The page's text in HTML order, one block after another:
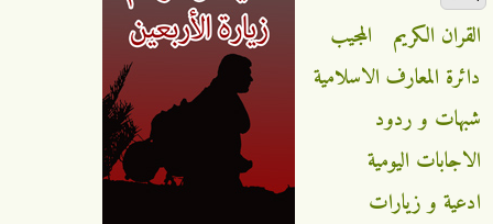
القران الكريم
المجيب
دائرة المعارف الاسلامية
شبهات و ردود
الاجابات اليومية
ادعية و زيارات